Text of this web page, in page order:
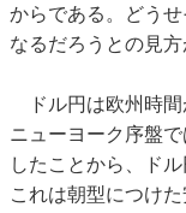
からである。どう
なるだろうとの見方
ドル円は欧州時間
ニューヨーク序盤
したことから、ド
これは朝型につけ